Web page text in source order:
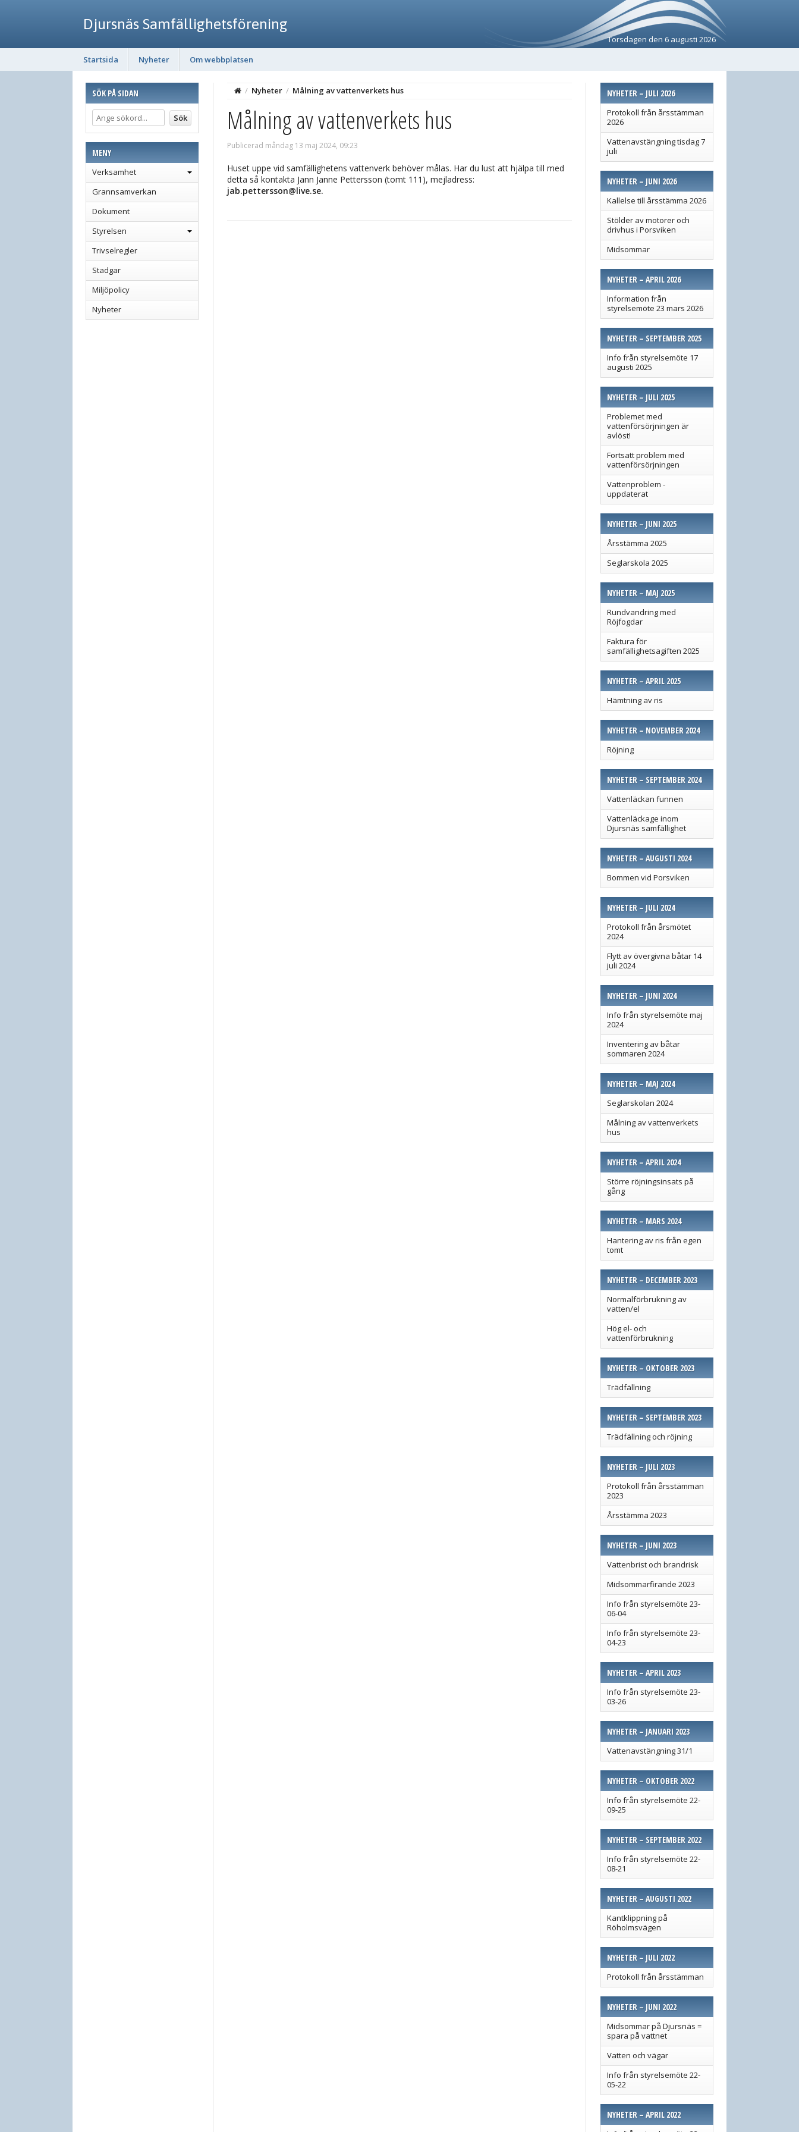
Djursnäs Samfällighetsförening
Torsdagen den 6 augusti 2026
Startsida
Nyheter Om webbplatsen
SÖK PÅ SIDAN
MENY
Verksamhet
Grannsamverkan
Dokument
Styrelsen
Trivselregler
Stadgar
Miljöpolicy
Nyheter
NYHETER – JULI 2026
Protokoll från årsstämman
2026
Vattenavstängning tisdag 7
juli
NYHETER – JUNI 2026
Kallelse till årsstämma 2026
Stölder av motorer och
drivhus i Porsviken
Midsommar
NYHETER – APRIL 2026
Information från
styrelsemöte 23 mars 2026
NYHETER – SEPTEMBER 2025
Info från styrelsemöte 17
augusti 2025
NYHETER – JULI 2025
Problemet med
vattenförsörjningen är
avlöst!
Fortsatt problem med
vattenförsörjningen
Vattenproblem -
uppdaterat
NYHETER – JUNI 2025
Årsstämma 2025
Seglarskola 2025
NYHETER – MAJ 2025
Rundvandring med
Röjfogdar
Faktura för
samfällighetsagiften 2025
NYHETER – APRIL 2025
Hämtning av ris
NYHETER – NOVEMBER 2024
Röjning
NYHETER – SEPTEMBER 2024
Vattenläckan funnen
Vattenläckage inom
Djursnäs samfällighet
NYHETER – AUGUSTI 2024
Bommen vid Porsviken
NYHETER – JULI 2024
Protokoll från årsmötet
2024
Flytt av övergivna båtar 14
juli 2024
NYHETER – JUNI 2024
Info från styrelsemöte maj
2024
Inventering av båtar
sommaren 2024
NYHETER – MAJ 2024
Seglarskolan 2024
Målning av vattenverkets
hus
NYHETER – APRIL 2024
Större röjningsinsats på
gång
NYHETER – MARS 2024
Hantering av ris från egen
tomt
NYHETER – DECEMBER 2023
Normalförbrukning av
vatten/el
Hög el- och
vattenförbrukning
NYHETER – OKTOBER 2023
Trädfällning
NYHETER – SEPTEMBER 2023
Trädfällning och röjning
NYHETER – JULI 2023
Protokoll från årsstämman
2023
Årsstämma 2023
NYHETER – JUNI 2023
Vattenbrist och brandrisk
Midsommarfirande 2023
Info från styrelsemöte 23-
06-04
Info från styrelsemöte 23-
04-23
NYHETER – APRIL 2023
Info från styrelsemöte 23-
03-26
NYHETER – JANUARI 2023
Vattenavstängning 31/1
NYHETER – OKTOBER 2022
Info från styrelsemöte 22-
09-25
NYHETER – SEPTEMBER 2022
Info från styrelsemöte 22-
08-21
NYHETER – AUGUSTI 2022
Kantklippning på
Röholmsvägen
NYHETER – JULI 2022
Protokoll från årsstämman
NYHETER – JUNI 2022
Midsommar på Djursnäs =
spara på vattnet
Vatten och vägar
Info från styrelsemöte 22-
05-22
NYHETER – APRIL 2022
/ Nyheter / Målning av vattenverkets hus
Målning av vattenverkets hus
Publicerad måndag 13 maj 2024, 09:23
Huset uppe vid samfällighetens vattenverk behöver målas. Har du lust att hjälpa till med
detta så kontakta Jann Janne Pettersson (tomt 111), mejladress:
jab.pettersson@live.se.